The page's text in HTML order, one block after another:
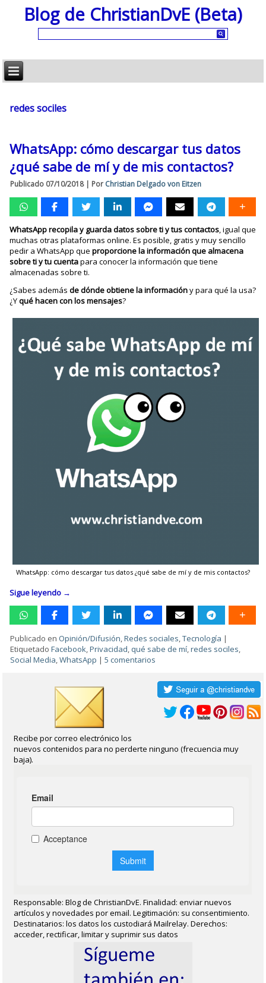
Blog de ChristianDvE (Beta)
redes sociles
WhatsApp: cómo descargar tus datos
¿qué sabe de mí y de mis contactos?
Publicado 07/10/2018| Por Christian Delgado von Eitzen
WhatsApp recopila y guarda datos sobre ti y tus contactos, igual que
muchas otras plataformas online. Es posible, gratis y muy sencillo
pedir a WhatsApp queproporcione la información que almacena
sobre ti y tu cuentapara conocer la información que tiene
almacenadas sobre ti.
¿Sabes ademásde dónde obtiene la informacióny para qué la usa?
¿Yqué hacen con los mensajes?
WhatsApp: cómo descargar tus datos ¿qué sabe de mí y de mis contactos?
Sigue leyendo →
Publicado en Opinión/Difusión,Redes sociales,Tecnología |
Etiquetado Facebook,Privacidad, qué sabe de mí,redes sociles,
Social Media,WhatsApp |5 comentarios
Recibe por correo electrónico los
nuevos contenidos para no perderte ninguno (frecuencia muy
baja).
Responsable: Blog de ChristianDvE. Finalidad: enviar nuevos
artículos y novedades por email. Legitimación: su consentimiento.
Destinatarios: los datos los custodiará Mailrelay. Derechos:
acceder, rectificar, limitar y suprimir sus datos